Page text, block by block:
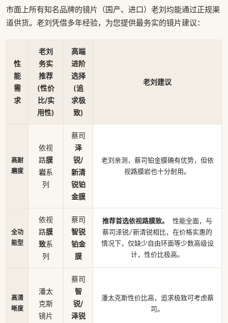
市面上所有知名品牌的镜片（国产、进口）老刘均能通过正规渠
道供货。老刘凭借多年经验，为您提供最务实的镜片建议：
性
能
需
求
老刘
务实
推荐
(性价
比/实
用性)
高端
进阶
选择
(追
求极
致)
老刘建议
高耐
磨度
依视
路膜
岩系
列
蔡司
泽
锐/
新清
锐铂
金膜
老刘亲测，蔡司铂金膜确有优势，但依
视路膜岩也十分耐用。
全功
能型
依视
路膜
致系
列
蔡司
智锐
铂金
膜
推荐首选依视路膜致。
性能全面，与
蔡司泽锐/新清锐相比，在价格实惠的
情况下，仅缺少自由环面等少数高级设
计，性价比极高。
高清
晰度
潘太
克斯
镜片
蔡司
智
锐/
泽锐
潘太克斯性价比高，追求极致可考虑蔡
司。